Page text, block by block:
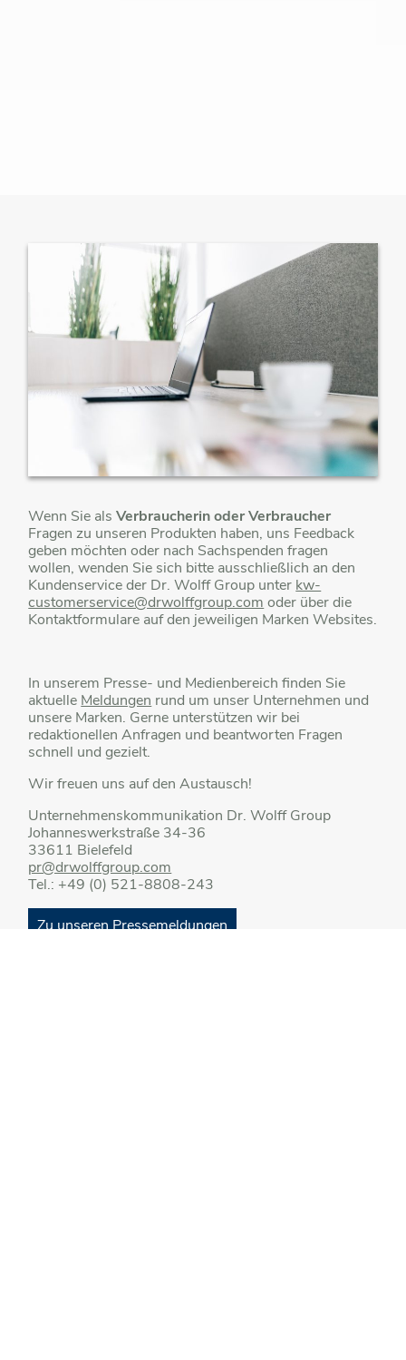
Wenn Sie alsVerbraucherin oder Verbraucher
Fragen zu unseren Produkten haben, uns Feedback
geben möchten oder nach Sachspenden fragen
wollen, wenden Sie sich bitte ausschließlich an den
Kundenservice der Dr. Wolff Group unter kw-
customerservice@drwolffgroup.com oder über die
Kontaktformulare auf den jeweiligen Marken Websites.
In unserem Presse- und Medienbereich finden Sie
aktuelle Meldungen rund um unser Unternehmen und
unsere Marken. Gerne unterstützen wir bei
redaktionellen Anfragen und beantworten Fragen
schnell und gezielt.
Wir freuen uns auf den Austausch!
Unternehmenskommunikation Dr. Wolff Group
Johanneswerkstraße 34-36
33611 Bielefeld
pr@drwolffgroup.com
Tel.: +49 (0) 521-8808-243
Zu unseren Pressemeldungen